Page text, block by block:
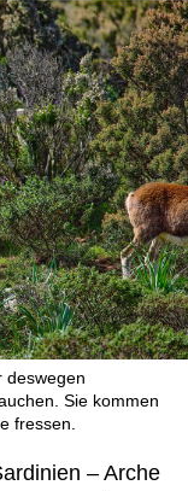
deswegen
Sie kommen
fressen.
– Arche